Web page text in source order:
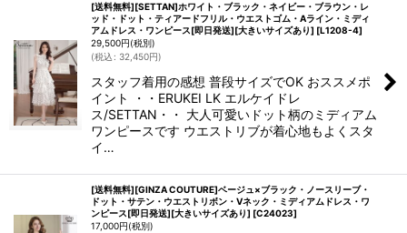
[送料無料][SETTAN]ホワイト・ブラック・ネイビー・ブラウン・レ
ッド・ドット・ティアードフリル・ウエストゴム・Aライン・ミディ
アムドレス・ワンピース[即日発送][大きいサイズあり] [L1208-4]
29,500円(税別)
(税込 : 32,450円)
スタッフ着用の感想 普段サイズでOK おススメポ
イント ・・ERUKEI LK エルケイドレ
ス/SETTAN・・ 大人可愛いドット柄のミディアム
ワンピースです ウエストリブが着心地もよくスタ
イ…
[送料無料][GINZA COUTURE]ベージュ×ブラック・ノースリーブ・
ドット・サテン・ウエストリボン・Vネック・ミディアムドレス・ワ
ンピース[即日発送][大きいサイズあり] [C24023]
17,000円(税別)